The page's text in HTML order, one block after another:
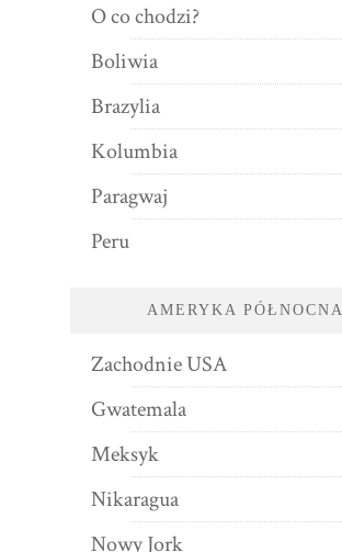
O co chodzi?
Boliwia
Brazylia
Kolumbia
Paragwaj
Peru
AMERYKA PÓŁNOCNA
Zachodnie USA
Gwatemala
Meksyk
Nikaragua
Nowy Jork